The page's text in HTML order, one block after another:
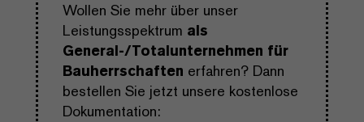
Wollen Sie mehr über unser
Leistungsspektrum als
General-/Totalunternehmen für
Bauherrschaften erfahren? Dann
bestellen Sie jetzt unsere kostenlose
Dokumentation: